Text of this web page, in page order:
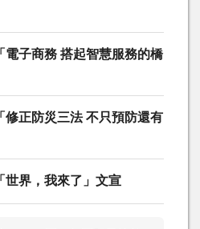
子商務 搭起智慧服務的橋
正防災三法 不只預防還有
界，我來了」文宣